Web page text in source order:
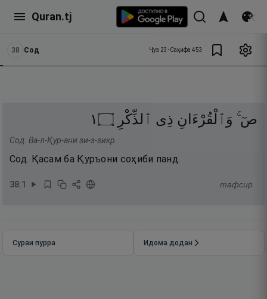
Quran.tj
38 Сод Ҷуз 23 •Саҳифа 453
صٓ ۚ وَٱلْقُرْءَانِ ذِى ٱلذِّكْرِ ۝١
Сод. Ва-л-Қур-ани зи-з-зикр.
Сод. Қасам ба Қуръони соҳиби панд.
38:1 тафсир
Сураи пурра Идома додан